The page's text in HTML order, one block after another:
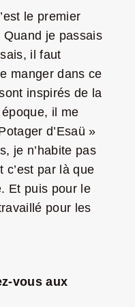
le premier
Quand je passais
il faut
manger dans ce
inspirés de la
il me
d’Esaü »
je n’habite pas
c’est par là que
Et puis pour le
pour les
vous aux